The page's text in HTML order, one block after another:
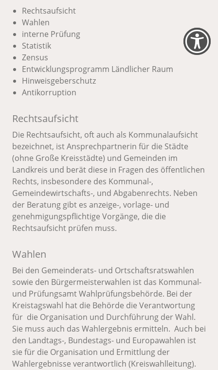
Rechtsaufsicht
Wahlen
interne Prüfung
Statistik
Zensus
Entwicklungsprogramm Ländlicher Raum
Hinweisgeberschutz
Antikorruption
Rechtsaufsicht
Die Rechtsaufsicht, oft auch als Kommunalaufsicht
bezeichnet, ist Ansprechpartnerin für die Städte
(ohne Große Kreisstädte) und Gemeinden im
Landkreis und berät diese in Fragen des öffentlichen
Rechts, insbesondere des Kommunal-,
Gemeindewirtschafts-, und Abgabenrechts. Neben
der Beratung gibt es anzeige-, vorlage- und
genehmigungspflichtige Vorgänge, die die
Rechtsaufsicht prüfen muss.
Wahlen
Bei den Gemeinderats- und Ortschaftsratswahlen
sowie den Bürgermeisterwahlen ist das Kommunal-
und Prüfungsamt Wahlprüfungsbehörde. Bei der
Kreistagswahl hat die Behörde die Verantwortung
für die Organisation und Durchführung der Wahl.
Sie muss auch das Wahlergebnis ermitteln. Auch bei
den Landtags-, Bundestags- und Europawahlen ist
sie für die Organisation und Ermittlung der
Wahlergebnisse verantwortlich (Kreiswahlleitung).